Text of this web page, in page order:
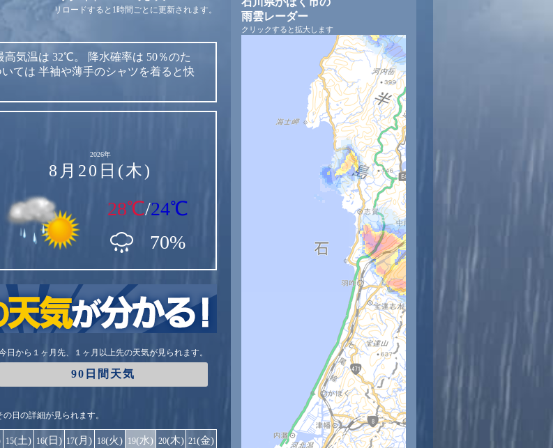
リロードすると1時間ごとに更新されます。
高気温は 32℃。 降水確率は 50％のた
ては 半袖や薄手のシャツを着ると快
2026年
8月20日(木)
28℃/24℃
70%
日から１ヶ月先、１ヶ月以上先の天気が見られます。
90日間天気
日の詳細が見られます。
15(土) 16(日) 17(月) 18(火) 19(水) 20(木) 21(金)
雨雲レーダー
クリックすると拡大します